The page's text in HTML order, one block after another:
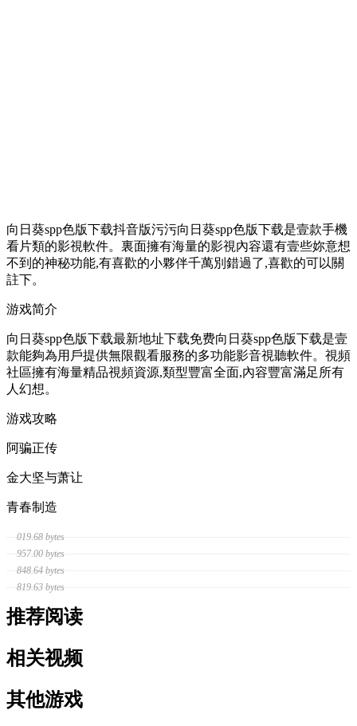
向日葵spp色版下载抖音版污污向日葵spp色版下载是壹款手機
看片類的影視軟件。裏面擁有海量的影視內容還有壹些妳意想
不到的神秘功能,有喜歡的小夥伴千萬別錯過了,喜歡的可以關
註下。
游戏简介
向日葵spp色版下载最新地址下载免费向日葵spp色版下载是壹
款能夠為用戶提供無限觀看服務的多功能影音視聽軟件。視頻
社區擁有海量精品視頻資源,類型豐富全面,內容豐富滿足所有
人幻想。
游戏攻略
阿骗正传
金大坚与萧让
青春制造
019.68 bytes
957.00 bytes
848.64 bytes
819.63 bytes
推荐阅读
相关视频
其他游戏